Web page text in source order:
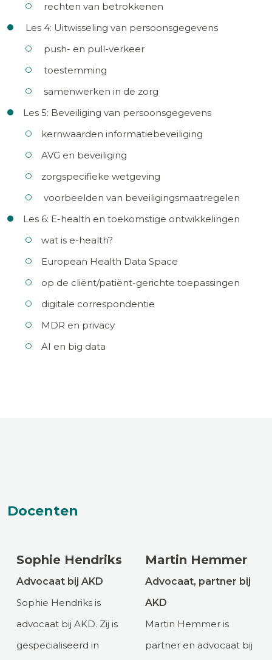
rechten van betrokkenen
Les 4: Uitwisseling van persoonsgegevens
push- en pull-verkeer
toestemming
samenwerken in de zorg
Les 5: Beveiliging van persoonsgegevens
kernwaarden informatiebeveiliging
AVG en beveiliging
zorgspecifieke wetgeving
voorbeelden van beveiligingsmaatregelen
Les 6: E-health en toekomstige ontwikkelingen
wat is e-health?
European Health Data Space
op de cliënt/patiënt-gerichte toepassingen
digitale correspondentie
MDR en privacy
AI en big data
Docenten
Sophie Hendriks
Advocaat bij AKD
Sophie Hendriks is
advocaat bij AKD. Zij is
gespecialiseerd in
Martin Hemmer
Advocaat, partner bij
AKD
Martin Hemmer is
partner en advocaat bij